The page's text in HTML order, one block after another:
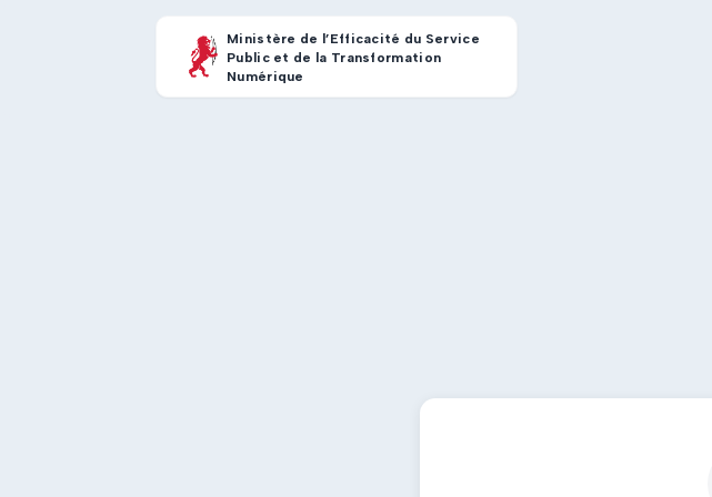
Ministère de l’Efficacité du Service
Public et de la Transformation
Numérique